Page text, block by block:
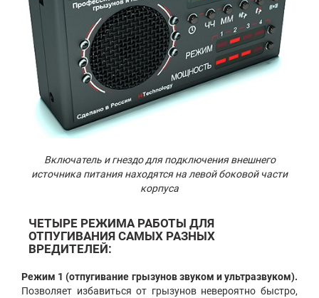
Включатель и гнездо для подключения внешнего
источника питания находятся на левой боковой части
корпуса
ЧЕТЫРЕ РЕЖИМА РАБОТЫ ДЛЯ
ОТПУГИВАНИЯ САМЫХ РАЗНЫХ
ВРЕДИТЕЛЕЙ:
Режим 1 (отпугивание грызунов звуком и ультразвуком).
Позволяет избавиться от грызунов невероятно быстро,